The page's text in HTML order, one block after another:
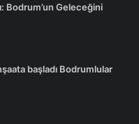
Bodrum’un Geleceğini
başladı Bodrumlular